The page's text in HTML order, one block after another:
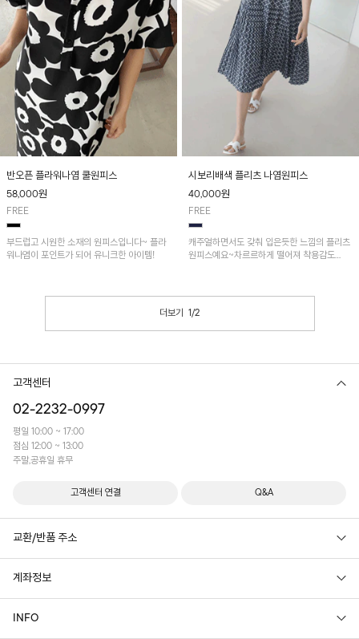
반오픈 플라워나염 쿨원피스
58,000원
FREE
부드럽고 시원한 소재의 원피스입니다~ 플라
워나염이 포인트가 되어 유니크한 아이템!
시보리배색 플리츠 나염원피스
40,000원
FREE
캐주얼하면서도 갖춰 입은듯한 느낌의 플리츠
원피스예요~차르르하게 떨어져 착용감도
더보기 1/2
고객센터
02-2232-0997
평일 10:00 ~ 17:00
점심 12:00 ~ 13:00
주말,공휴일 휴무
고객센터 연결 Q&A
교환/반품 주소
계좌정보
INFO